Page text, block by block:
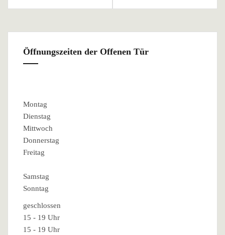
Öffnungszeiten der Offenen Tür
Montag
Dienstag
Mittwoch
Donnerstag
Freitag
Samstag
Sonntag
geschlossen
15 - 19 Uhr
15 - 19 Uhr